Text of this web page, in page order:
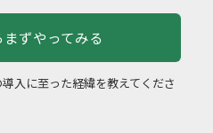
まずやってみる
入に至った経緯を教えてくださ